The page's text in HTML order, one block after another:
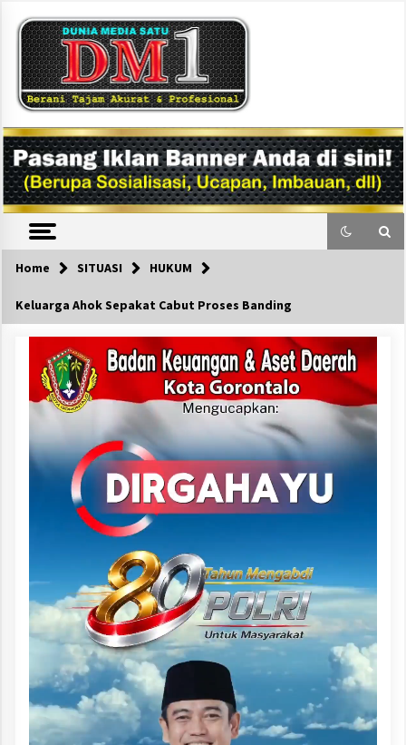
content
DM1
Home SITUASI HUKUM
Keluarga Ahok Sepakat Cabut Proses Banding